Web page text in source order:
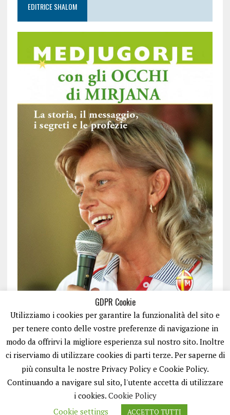
EDITRICE SHALOM
ISCRIVITI
GDPR Cookie
Utilizziamo i cookies per garantire la funzionalità del sito e
per tenere conto delle vostre preferenze di navigazione in
modo da offrirvi la migliore esperienza sul nostro sito. Inoltre
ci riserviamo di utilizzare cookies di parti terze. Per saperne di
più consulta le nostre Privacy Policy e Cookie Policy.
Continuando a navigare sul sito, l'utente accetta di utilizzare
i cookies. Cookie Policy
Cookie settings
ACCETTO TUTTI